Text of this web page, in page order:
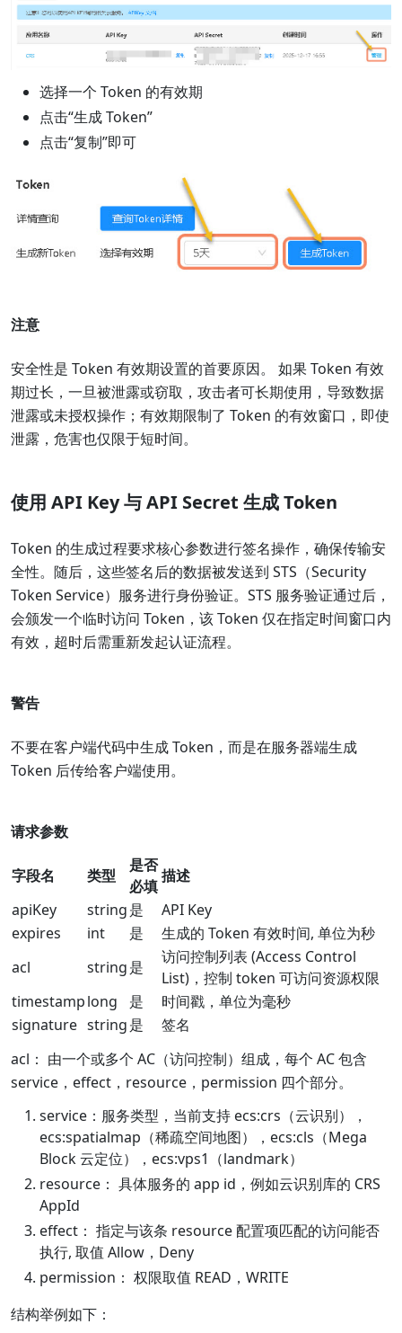
选择一个 Token 的有效期
点击“生成 Token”
点击“复制”即可
注意
‌安全性是 Token 有效期设置的首要原因。‌ 如果 Token 有效
期过长，一旦被泄露或窃取，攻击者可长期使用，导致数据
泄露或未授权操作；有效期限制了 Token 的有效窗口，即使
泄露，危害也仅限于短时间。
使用 API Key 与 API Secret 生成 Token
Token 的生成过程要求核心参数进行签名操作，确保传输安
全性。随后，这些签名后的数据被发送到 STS（Security
Token Service）服务进行身份验证。STS 服务验证通过后，
会颁发一个临时访问 Token，该 Token 仅在指定时间窗口内
有效，超时后需重新发起认证流程。
警告
不要在客户端代码中生成 Token，而是在服务器端生成
Token 后传给客户端使用。
请求参数
字段名 类型
是否
必填
描述
apiKey
string是
API Key
expires
int 是
生成的 Token 有效时间, 单位为秒
acl
string是
访问控制列表 (Access Control
List)，控制 token 可访问资源权限
timestamplong 是
时间戳，单位为毫秒
signature string是
签名
acl： 由一个或多个 AC（访问控制）组成，每个 AC 包含
service，effect，resource，permission 四个部分。
service：服务类型，当前支持 ecs:crs（云识别），
ecs:spatialmap（稀疏空间地图），ecs:cls（Mega
Block 云定位），ecs:vps1（landmark）
resource： 具体服务的 app id，例如云识别库的 CRS
AppId
effect： 指定与该条 resource 配置项匹配的访问能否
执行, 取值 Allow，Deny
permission： 权限取值 READ，WRITE
结构举例如下：